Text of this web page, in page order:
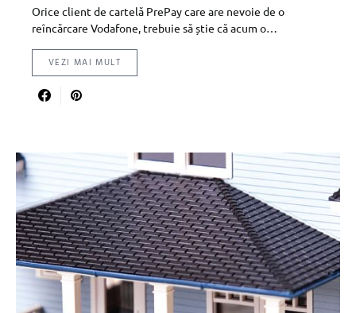
Orice client de cartelă PrePay care are nevoie de o
reîncărcare Vodafone, trebuie să știe că acum o…
VEZI MAI MULT